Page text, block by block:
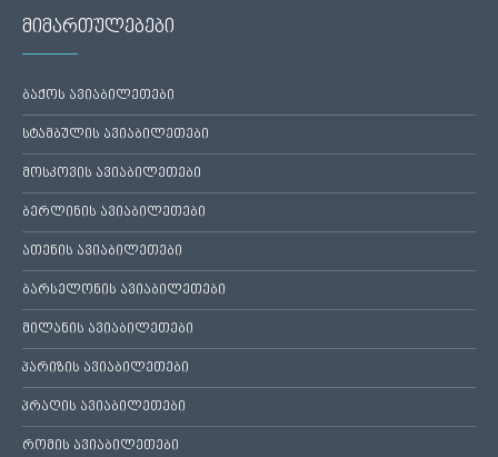
მიმართულებები
ბაქოს ავიაბილეთები
სტამბულის ავიაბილეთები
მოსკოვის ავიაბილეთები
ბერლინის ავიაბილეთები
ათენის ავიაბილეთები
ბარსელონის ავიაბილეთები
მილანის ავიაბილეთები
პარიზის ავიაბილეთები
პრაღის ავიაბილეთები
რომის ავიაბილეთები